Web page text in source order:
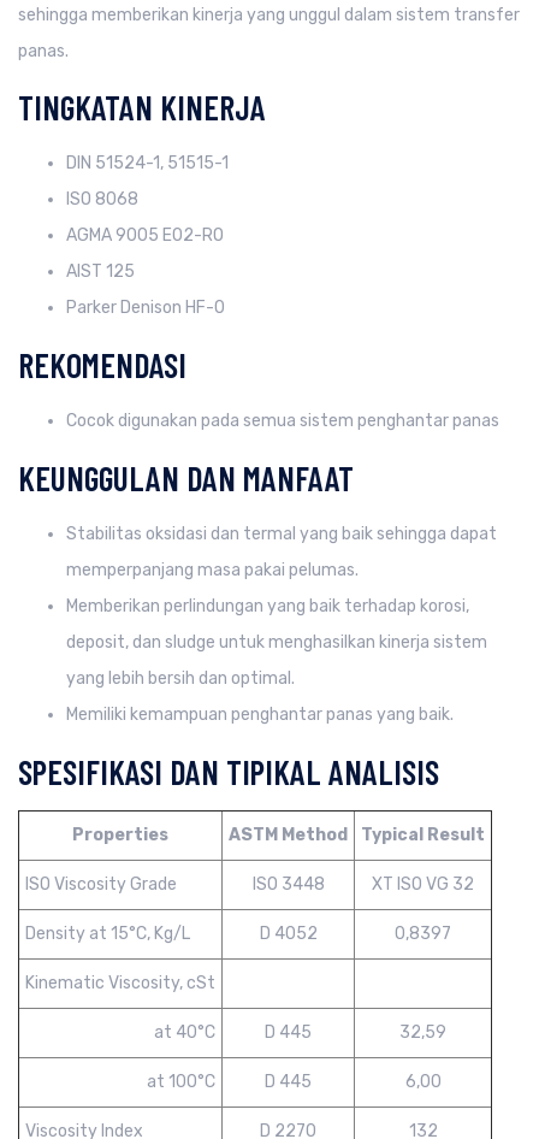
sehingga memberikan kinerja yang unggul dalam sistem transfer
panas.
TINGKATAN KINERJA
DIN 51524-1, 51515-1
ISO 8068
AGMA 9005 E02-RO
AIST 125
Parker Denison HF-0
REKOMENDASI
Cocok digunakan pada semua sistem penghantar panas
KEUNGGULAN DAN MANFAAT
Stabilitas oksidasi dan termal yang baik sehingga dapat
memperpanjang masa pakai pelumas.
Memberikan perlindungan yang baik terhadap korosi,
deposit, dan sludge untuk menghasilkan kinerja sistem
yang lebih bersih dan optimal.
Memiliki kemampuan penghantar panas yang baik.
SPESIFIKASI DAN TIPIKAL ANALISIS
Properties ASTM Method Typical Result
ISO Viscosity Grade ISO 3448 XT ISO VG 32
Density at 15°C, Kg/L D 4052 0,8397
Kinematic Viscosity, cSt
at 40°C D 445 32,59
at 100°C D 445 6,00
Viscosity Index D 2270 132